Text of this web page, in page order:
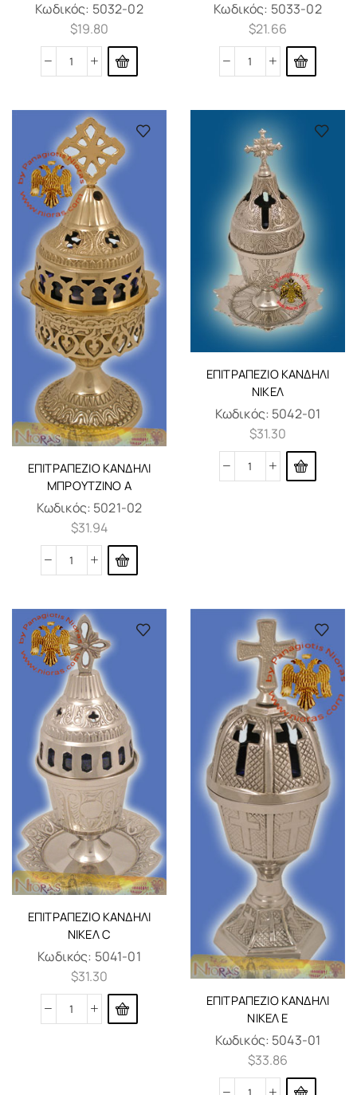
Κωδικός: 5032-02
$19.80
Κωδικός: 5033-02
$21.66
ΕΠΙΤΡΑΠΈΖΙΟ ΚΑΝΔΉΛΙ
ΜΠΡΟΎΤΖΙΝΟ Α
Κωδικός: 5021-02
$31.94
ΕΠΙΤΡΑΠΈΖΙΟ ΚΑΝΔΉΛΙ
ΝΊΚΕΛ
Κωδικός: 5042-01
$31.30
ΕΠΙΤΡΑΠΈΖΙΟ ΚΑΝΔΉΛΙ
ΝΊΚΕΛ C
Κωδικός: 5041-01
$31.30
ΕΠΙΤΡΑΠΈΖΙΟ ΚΑΝΔΉΛΙ
ΝΊΚΕΛ E
Κωδικός: 5043-01
$33.86